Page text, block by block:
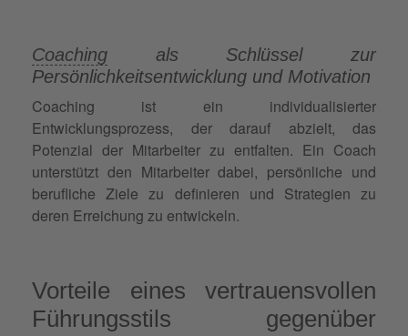
Coaching als Schlüssel zur
Persönlichkeitsentwicklung und Motivation
Coaching ist ein individualisierter
Entwicklungsprozess, der darauf abzielt, das
Potenzial der Mitarbeiter zu entfalten. Ein Coach
unterstützt den Mitarbeiter dabei, persönliche und
berufliche Ziele zu definieren und Strategien zu
deren Erreichung zu entwickeln.
Vorteile eines vertrauensvollen
Führungsstils gegenüber